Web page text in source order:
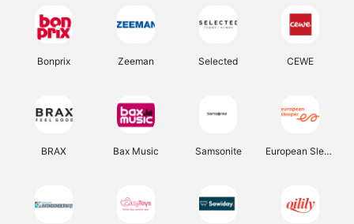
Bonprix Zeeman Selected CEWE
BRAX Bax Music Samsonite European Sleeper